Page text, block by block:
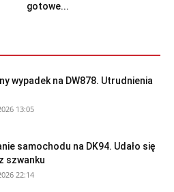
gotowe...
wypadek na DW878. Utrudnienia
13:05
samochodu na DK94. Udało się
szwanku
22:14